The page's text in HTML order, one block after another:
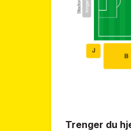
Trenger du